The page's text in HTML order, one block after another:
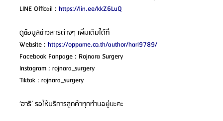
LINE Officail : https://lin.ee/kkZ6LuQ
ดูข้อมูลข่าวสารต่างๆ เพิ่มเติมได้ที่
Website : https://oppame.co.th/author/hari9789/
Facebook Fanpage : Rojnara Surgery
Instagram : rojnara_surgery
Tiktok : rojnara_surgery
‘ฮาริ’ รอให้บริการลูกค้าทุกท่านอยู่นะคะ